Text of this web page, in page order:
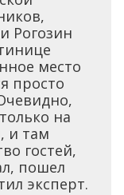
Рогозин
место
просто
на
и там
гостей,
пошел
эксперт.